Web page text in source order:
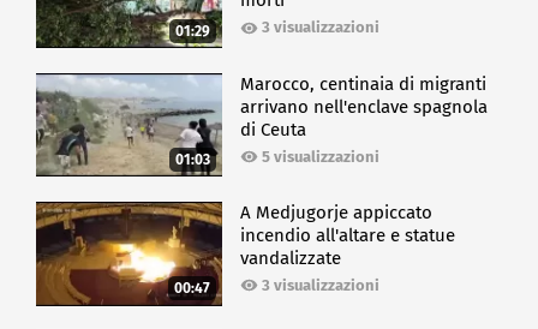
01:29 3 visualizzazioni
01:03
Marocco, centinaia di migranti
arrivano nell'enclave spagnola
di Ceuta
5 visualizzazioni
00:47
A Medjugorje appiccato
incendio all'altare e statue
vandalizzate
3 visualizzazioni